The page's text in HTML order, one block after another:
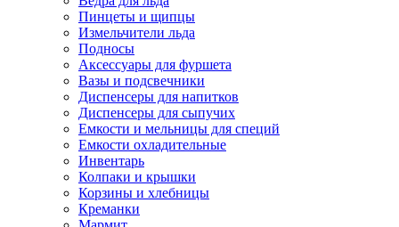
Пинцеты и щипцы
Измельчители льда
Подносы
Аксессуары для фуршета
Вазы и подсвечники
Диспенсеры для напитков
Диспенсеры для сыпучих
Емкости и мельницы для специй
Емкости охладительные
Инвентарь
Колпаки и крышки
Корзины и хлебницы
Креманки